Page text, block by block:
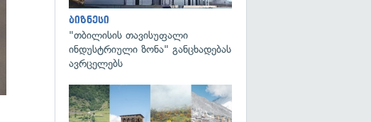
ბიზნესი
"თბილისის თავისუფალი
ინდუსტრიული ზონა" განცხადებას
ავრცელებს